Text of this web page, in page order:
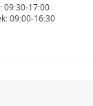
09:30-17:00
09:00-16:30